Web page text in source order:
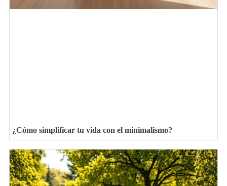
¿Cómo simplificar tu vida con el minimalismo?